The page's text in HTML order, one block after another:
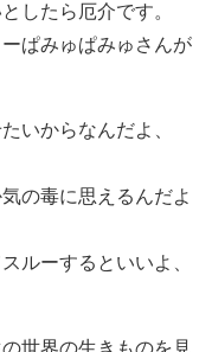
したら厄介です。
ぱみゅぱみゅさんが
いからなんだよ、
の毒に思えるんだよ
ルーするといいよ、